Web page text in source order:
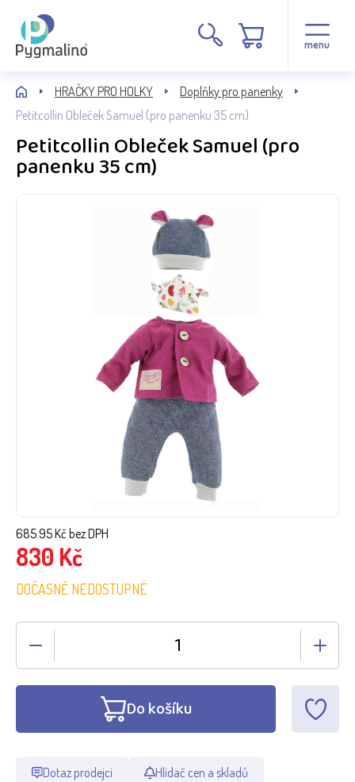
menu
HRAČKY PRO HOLKY
Doplňky pro panenky
Petitcollin Obleček Samuel (pro panenku 35 cm)
Petitcollin Obleček Samuel (pro
panenku 35 cm)
685.95Kč bez DPH
830 Kč
DOČASNĚ NEDOSTUPNÉ
Do košíku
Dotaz prodejci Hlídač cen a skladů